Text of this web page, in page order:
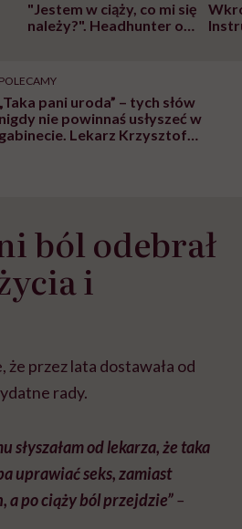
"Jestem w ciąży, co mi się
należy?". Headhunter o
pracy
POLECAMY
„Taka pani uroda” – tych słów
nigdy nie powinnaś usłyszeć w
gabinecie. Lekarz Krzysztof
ból odebrał
i
że przez lata dostawała od
rady.
słyszałam od lekarza, że taka
uprawiać seks, zamiast
a po ciąży ból przejdzie”–